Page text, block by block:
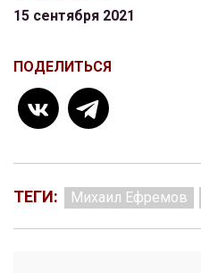
15 сентября 2021
ПОДЕЛИТЬСЯ
ТЕГИ: Михаил Ефремов